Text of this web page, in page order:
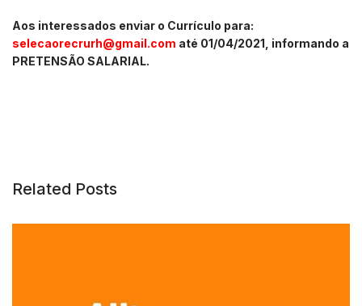
Aos interessados enviar o Currículo para:
selecaorecrurh@gmail.com até 01/04/2021, informando a
PRETENSÃO SALARIAL.
Related Posts